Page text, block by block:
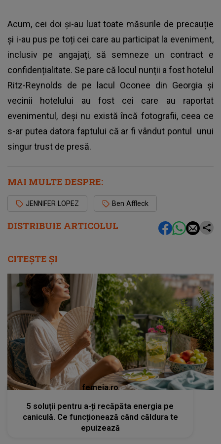
DISTRIBUIE ARTICOLUL
Acum, cei doi și-au luat toate măsurile de precauție
și i-au pus pe toți cei care au participat la eveniment,
inclusiv pe angajați, să semneze un contract e
confidențialitate. Se pare că locul nunții a fost hotelul
Ritz-Reynolds de pe lacul Oconee din Georgia și
vecinii hotelului au fost cei care au raportat
evenimentul, deși nu există încă fotografii, ceea ce
s-ar putea datora faptului că ar fi vândut pontul unui
singur trust de presă.
MAI MULTE DESPRE:
JENNIFER LOPEZ Ben Affleck
CITEȘTE ȘI
femeia.ro
5 soluții pentru a-ți recăpăta energia pe
caniculă. Ce funcționează când căldura te
epuizează